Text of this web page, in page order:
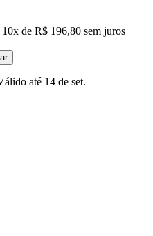
10x de R$ 196,80 sem juros
até 14 de set.